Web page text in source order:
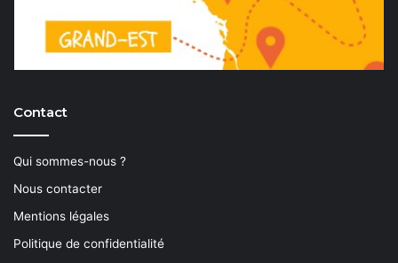
Contact
Qui sommes-nous ?
Nous contacter
Mentions légales
Politique de confidentialité